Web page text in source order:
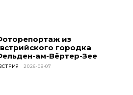
из
городка
ам-Вёртер-Зее
2026-08-07